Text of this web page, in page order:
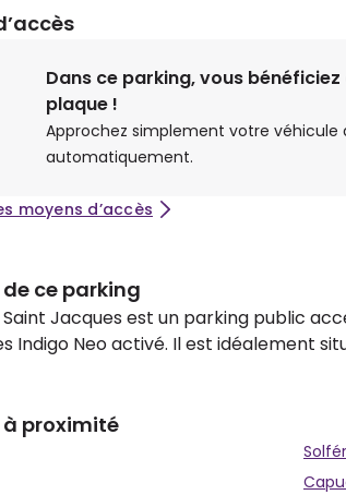
Dans ce parking, vous
plaque !
Approchez simplement votre véhicule
automatiquement.
moyens d’accès
ce parking
Jacques est un parking public
Indigo Neo activé. Il est idéalement
à proximité